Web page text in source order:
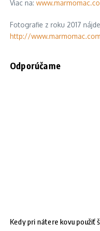
Viac na:
Fotografie z roku 2017
http://
Odporúčame
Kedy pri nátere kovu použiť